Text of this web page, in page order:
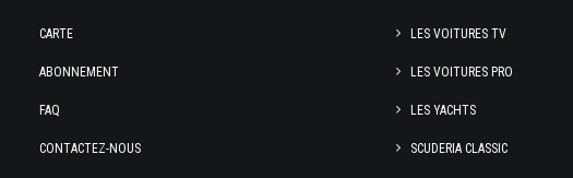
CARTE
ABONNEMENT
FAQ
CONTACTEZ-NOUS
LES VOITURES TV
LES VOITURES PRO
LES YACHTS
SCUDERIA CLASSIC